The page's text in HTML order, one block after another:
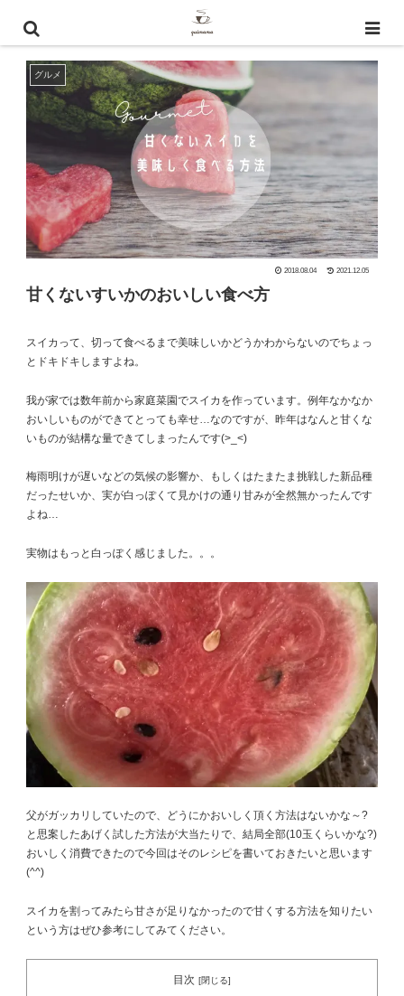
甘くないスイカを美味しく食べる方法
グルメ
2018.08.04 2021.12.05
甘くないすいかのおいしい食べ方
スイカって、切って食べるまで美味しいかどうかわからないのでちょっ
とドキドキしますよね。
我が家では数年前から家庭菜園でスイカを作っています。例年なかなか
おいしいものができてとっても幸せ…なのですが、昨年はなんと甘くな
いものが結構な量できてしまったんです(>_<)
梅雨明けが遅いなどの気候の影響か、もしくはたまたま挑戦した新品種
だったせいか、実が白っぽくて見かけの通り甘みが全然無かったんです
よね…
実物はもっと白っぽく感じました。。。
父がガッカリしていたので、どうにかおいしく頂く方法はないかな～?
と思案したあげく試した方法が大当たりで、結局全部(10玉くらいかな?)
おいしく消費できたので今回はそのレシピを書いておきたいと思います
(^^)
スイカを割ってみたら甘さが足りなかったので甘くする方法を知りたい
という方はぜひ参考にしてみてください。
目次